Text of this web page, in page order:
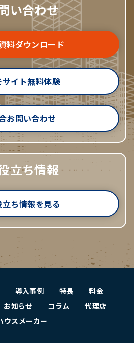
い合わせ
料ダウンロード
サイト無料体験
お問い合わせ
立ち情報
立ち情報を見る
導入事例 特長
料金
お知らせ コラム
代理店
ウスメーカー